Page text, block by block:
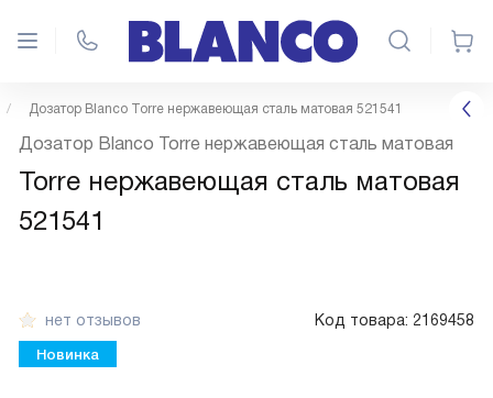
Дозатор Blanco Torre нержавеющая сталь матовая 521541
нет отзывов Код товара: 2169458
Новинка
Дозатор Blanco Torre нержавеющая сталь матовая
Torre нержавеющая сталь матовая
521541